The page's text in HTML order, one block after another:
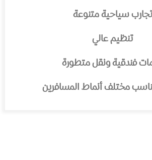
سياحية متنوعة
تنظيم عالي
فندقية ونقل متطورة
مختلف أنماط المسافرين